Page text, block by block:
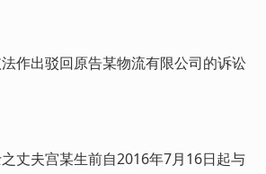
出驳回原告某物流有限公司的诉讼
夫宫某生前自2016年7月16日起与